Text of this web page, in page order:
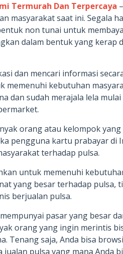
Termurah Dan Terpercaya
masyarakat saat ini. Segala
non tunai untuk
dalam bentuk yang kerap
dan mencari informasi
memenuhi kebutuhan
dan sudah merajala lela
orang atau kelompok
pengguna kartu prabayar di
terhadap pulsa.
untuk memenuhi
yang besar terhadap pulsa,
berjualan pulsa.
pasar yang besar
orang yang ingin merintis
Tenang saja, Anda bisa
jualan pulsa yang mana Anda